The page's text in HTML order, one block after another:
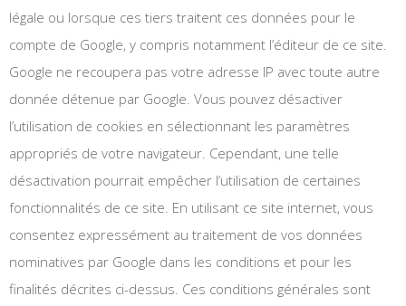
légale ou lorsque ces tiers traitent ces données pour le
compte de Google, y compris notamment l’éditeur de ce site.
Google ne recoupera pas votre adresse IP avec toute autre
donnée détenue par Google. Vous pouvez désactiver
l’utilisation de cookies en sélectionnant les paramètres
appropriés de votre navigateur. Cependant, une telle
désactivation pourrait empêcher l’utilisation de certaines
fonctionnalités de ce site. En utilisant ce site internet, vous
consentez expressément au traitement de vos données
nominatives par Google dans les conditions et pour les
finalités décrites ci-dessus. Ces conditions générales sont
Cliquez pour en savoir plus